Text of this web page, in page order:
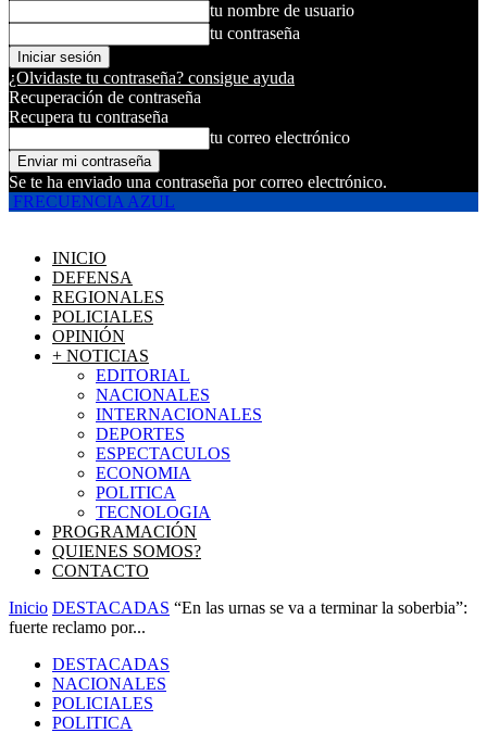
tu nombre de usuario
tu contraseña
¿Olvidaste tu contraseña? consigue ayuda
Recuperación de contraseña
Recupera tu contraseña
tu correo electrónico
Se te ha enviado una contraseña por correo electrónico.
FRECUENCIA AZUL
INICIO
DEFENSA
REGIONALES
POLICIALES
OPINIÓN
+ NOTICIAS
EDITORIAL
NACIONALES
INTERNACIONALES
DEPORTES
ESPECTACULOS
ECONOMIA
POLITICA
TECNOLOGIA
PROGRAMACIÓN
QUIENES SOMOS?
CONTACTO
Inicio DESTACADAS “En las urnas se va a terminar la soberbia”:
fuerte reclamo por...
DESTACADAS
NACIONALES
POLICIALES
POLITICA